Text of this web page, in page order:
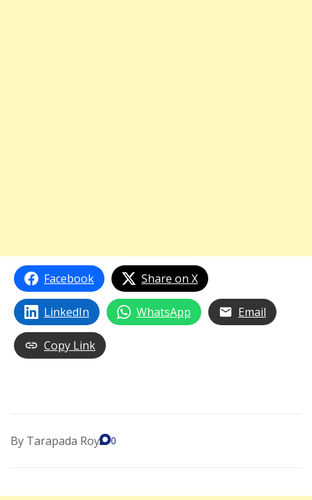
Facebook Share on X
LinkedIn WhatsApp Email
Copy Link
By Tarapada Roy 0